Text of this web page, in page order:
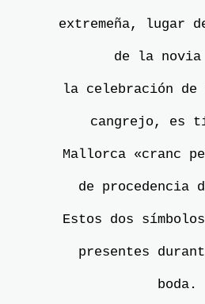
extremeña, lugar
de la novia
la celebración
cangrejo, es
Mallorca «cranc
de procedencia
Estos dos
presentes
boda.